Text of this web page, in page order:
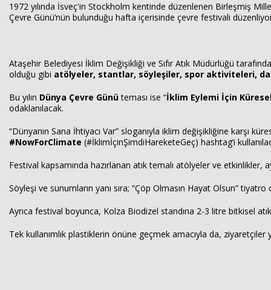
1972 yılında İsveç'in Stockholm kentinde düzenlenen Birleşmiş
Çevre Günü’nün bulunduğu hafta içerisinde çevre festivali
Ataşehir Belediyesi İklim Değişikliği ve Sıfır Atık Müdürlüğü
olduğu gibi atölyeler, stantlar, söyleşiler, spor aktiviteleri,
Bu yılın Dünya Çevre Günüteması ise “İklim Eylemi İçin Küresel
odaklanılacak.
“Dünyanın Sana İhtiyacı Var” sloganıyla iklim değişikliğine karşı
#NowForClimate (#İklimİçinŞimdiHareketeGeç) hashtag’i
Festival kapsamında hazırlanan atık temalı atölyeler ve etkinlikler,
Söyleşi ve sunumların yanı sıra; “Çöp Olmasın Hayat Olsun”
Ayrıca festival boyunca, Kolza Biodizel standına 2-3 litre bitkisel
Tek kullanımlık plastiklerin önüne geçmek amacıyla da,